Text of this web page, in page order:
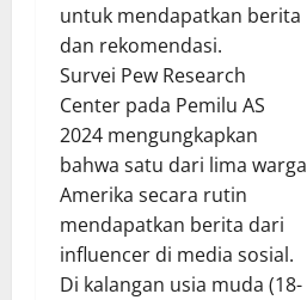
untuk mendapatkan berita
dan rekomendasi.
Survei Pew Research
Center pada Pemilu AS
2024 mengungkapkan
bahwa satu dari lima warga
Amerika secara rutin
mendapatkan berita dari
influencer di media sosial.
Di kalangan usia muda (18-